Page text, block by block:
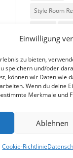
Einwilligung
zu bieten,
speichern und/oder
können wir Daten wie
Wenn du deine
Merkmale und
Ablehnen
Cookie-Richtlinie
Style Room
Trends